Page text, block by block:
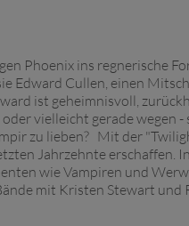
Phoenix ins regnerische
Edward Cullen, einen
ist geheimnisvoll,
vielleicht gerade wegen
zu lieben? Mit der
Jahrzehnte erschaffen.
wie Vampiren und
mit Kristen Stewart